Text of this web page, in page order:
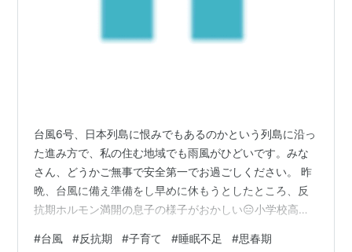
台風6号、日本列島に恨みでもあるのかという列島に沿っ
た進み方で、私の住む地域でも雨風がひどいです。みな
さん、どうかご無事で安全第一でお過ごしください。 昨
晩、台風に備え準備をし早めに休もうとしたところ、反
抗期ホルモン満開の息子の様子がおかしい😑小学校高学
で（実際はぷんぷんアピールしすぎてだいぶ面白い笑）
#台風 #反抗期 #子育て #睡眠不足 #思春期